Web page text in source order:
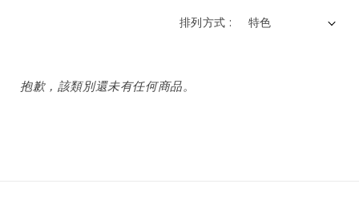
排列方式 :
抱歉，該類別還未有任何商品。